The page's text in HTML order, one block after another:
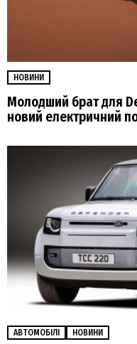
НОВИНИ
Молодший брат для
новий електричний
АВТОМОБІЛІ НОВИНИ